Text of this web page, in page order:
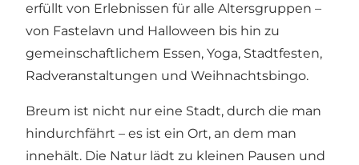
erfüllt von Erlebnissen für alle Altersgruppen –
von Fastelavn und Halloween bis hin zu
gemeinschaftlichem Essen, Yoga, Stadtfesten,
Radveranstaltungen und Weihnachtsbingo.
Breum ist nicht nur eine Stadt, durch die man
hindurchfährt – es ist ein Ort, an dem man
innehält. Die Natur lädt zu kleinen Pausen und